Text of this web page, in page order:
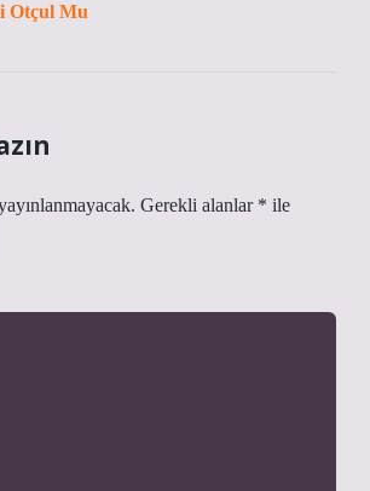
Otçul Mu
Gerekli alanlar * ile